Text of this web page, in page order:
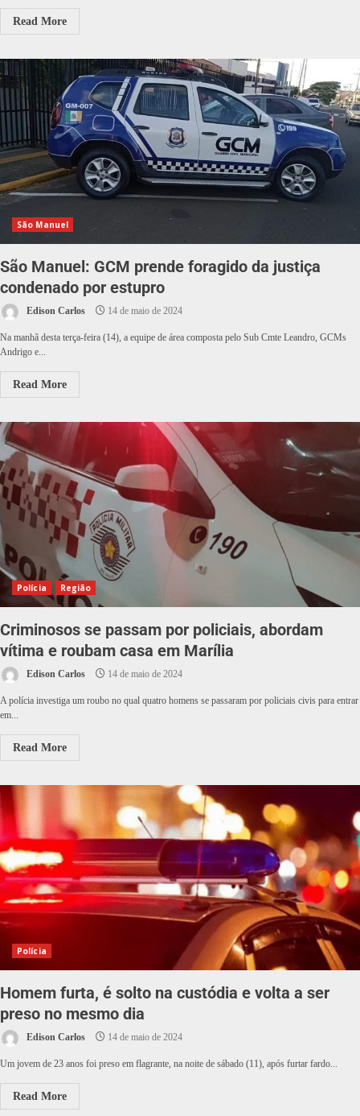
Read More
São Manuel
São Manuel: GCM prende foragido da justiça
condenado por estupro
Edison Carlos 14 de maio de 2024
Na manhã desta terça-feira (14), a equipe de área composta pelo Sub Cmte Leandro, GCMs
Andrigo e...
Read More
Polícia Região
Criminosos se passam por policiais, abordam
vítima e roubam casa em Marília
Edison Carlos 14 de maio de 2024
A polícia investiga um roubo no qual quatro homens se passaram por policiais civis para entrar
em...
Read More
Polícia
Homem furta, é solto na custódia e volta a ser
preso no mesmo dia
Edison Carlos 14 de maio de 2024
Um jovem de 23 anos foi preso em flagrante, na noite de sábado (11), após furtar fardo...
Read More